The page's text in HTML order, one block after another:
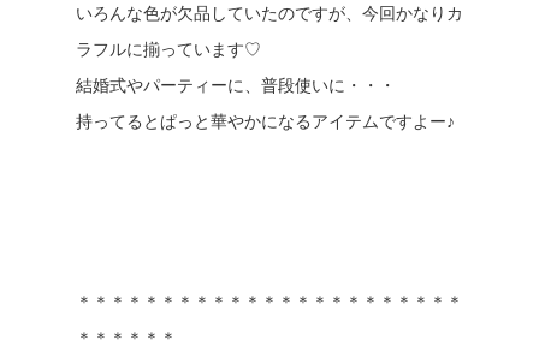
いろんな色が欠品していたのですが、今回かなりカ
ラフルに揃っています♡
結婚式やパーティーに、普段使いに・・・
持ってるとぱっと華やかになるアイテムですよー♪
＊＊＊＊＊＊＊＊＊＊＊＊＊＊＊＊＊＊＊＊＊＊＊
＊＊＊＊＊＊